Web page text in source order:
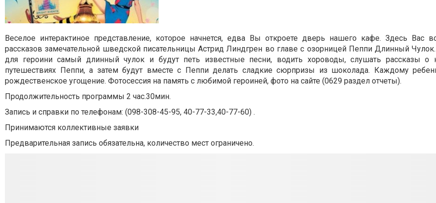
Веселое интерактиное представление, которое начнется, едва Вы откроете дверь нашего кафе. Здесь Вас
рассказов замечательной шведской писательницы Астрид Линдгрен во главе с озорницей Пеппи Длинный
для героини самый длинный чулок и будут петь известные песни, водить хороводы, слушать рассказы о
путешествиях Пеппи, а затем будут вместе с Пеппи делать сладкие сюрпризы из шоколада. Каждому
рождественское угощение. Фотосессия на память с любимой героиней, фото на сайте (0629 раздел отчеты).
Продолжительность программы 2 час.30мин.
Запись и справки по телефонам: (098-308-45-95, 40-77-33,40-77-60) .
Принимаются коллективные заявки
Предварительная запись обязательна, количество мест ограничено.